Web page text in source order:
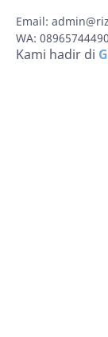
Email:
WA:
Kami hadir di